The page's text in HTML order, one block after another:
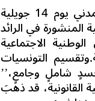
إزاء هذا الوضع الجديد اجتمعت منظمات وجمعيات ونشطاء ونشيطات المجتمع المدني يوم 14 جويلية
في الرائد
الوطنية الاجتماعية
التونسيات
شاملٍ وجامعٍ،’’
القانونية، قد ذهبَ